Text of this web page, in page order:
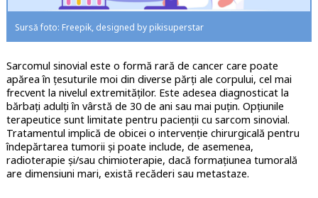
Sursă foto: Freepik, designed by pikisuperstar
Sarcomul sinovial este o formă rară de cancer care poate
apărea în ţesuturile moi din diverse părți ale corpului, cel mai
frecvent la nivelul extremităților. Este adesea diagnosticat la
bărbați adulți în vârstă de 30 de ani sau mai puţin. Opţiunile
terapeutice sunt limitate pentru pacienţii cu sarcom sinovial.
Tratamentul implică de obicei o intervenție chirurgicală pentru
îndepărtarea tumorii și poate include, de asemenea,
radioterapie și/sau chimioterapie, dacă formaţiunea tumorală
are dimensiuni mari, există recăderi sau metastaze.